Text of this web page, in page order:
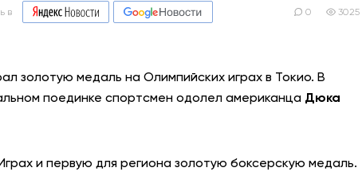
СПОРТ
ЭТО У НАС СЕМЕЙНОЕ
НОВОСТИ
в 0 3025
золотую медаль на Олимпийских играх в Токио. В
поединке спортсмен одолел американца Дюка
и первую для региона золотую боксерскую медаль.